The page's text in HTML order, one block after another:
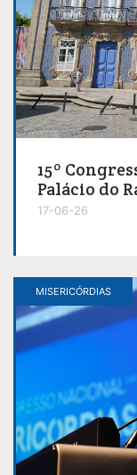
15º
Palácio do
17-06-26
MISERICÓRDIAS